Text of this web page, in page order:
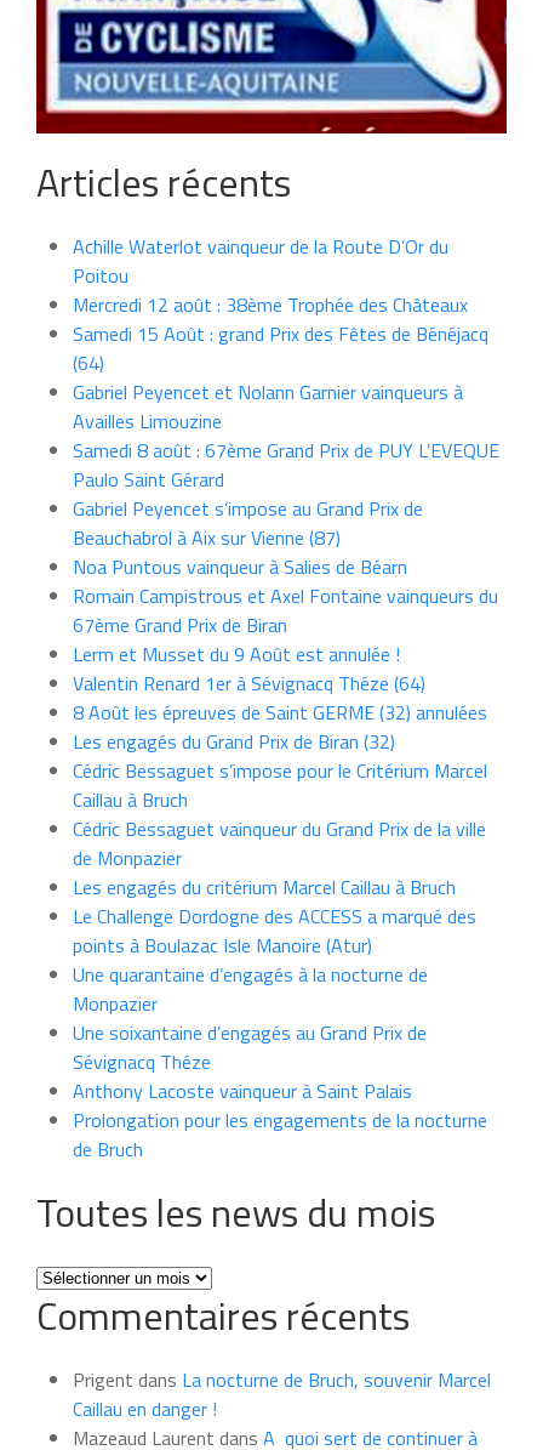
Articles récents
Achille Waterlot vainqueur de la Route D’Or du
Poitou
Mercredi 12 août : 38ème Trophée des Châteaux
Samedi 15 Août : grand Prix des Fêtes de Bénéjacq
(64)
Gabriel Peyencet et Nolann Garnier vainqueurs à
Availles Limouzine
Samedi 8 août : 67ème Grand Prix de PUY L’EVEQUE
Paulo Saint Gérard
Gabriel Peyencet s’impose au Grand Prix de
Beauchabrol à Aix sur Vienne (87)
Noa Puntous vainqueur à Salies de Béarn
Romain Campistrous et Axel Fontaine vainqueurs du
67ème Grand Prix de Biran
Lerm et Musset du 9 Août est annulée !
Valentin Renard 1er à Sévignacq Théze (64)
8 Août les épreuves de Saint GERME (32) annulées
Les engagés du Grand Prix de Biran (32)
Cédric Bessaguet s’impose pour le Critérium Marcel
Caillau à Bruch
Cédric Bessaguet vainqueur du Grand Prix de la ville
de Monpazier
Les engagés du critérium Marcel Caillau à Bruch
Le Challenge Dordogne des ACCESS a marqué des
points à Boulazac Isle Manoire (Atur)
Une quarantaine d’engagés à la nocturne de
Monpazier
Une soixantaine d’engagés au Grand Prix de
Sévignacq Théze
Anthony Lacoste vainqueur à Saint Palais
Prolongation pour les engagements de la nocturne
de Bruch
Toutes les news du mois
Toutes
les
news
mois
Commentaires récents
Prigent dans La nocturne de Bruch, souvenir Marcel
Caillau en danger !
Mazeaud Laurent dans A quoi sert de continuer à